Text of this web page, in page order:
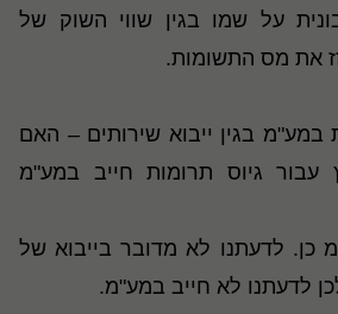
על שמו בגין שווי השוק של
את מס התשומות.
בגין ייבוא שירותים – האם
גיוס תרומות חייב במע"מ
כן. לדעתנו לא מדובר בייבוא של
לדעתנו לא חייב במע"מ.